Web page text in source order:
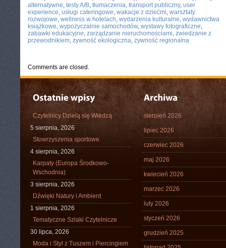
alternatywne, testy A/B, tłumaczenia, transport publiczny, user
experience, usługi cateringowe, wakacje z dziećmi, warsztaty
rozwojowe, wellness w hotelach, wydarzenia kulturalne, wydawnictwa
książkowe, wypożyczalnie samochodów, wystawy fotograficzne,
zabawki edukacyjne, zarządzanie nieruchomościami, zwiedzanie z
przewodnikiem, żywność ekologiczna, żywność regionalna
Comments are closed.
Czytelnicy Dzielą się Wiedzą
5 sierpnia, 2026
Stowrzyszenia sportowe
4 sierpnia, 2026
Karpaty (Europa Środkowo-
Wschodnia)
3 sierpnia, 2026
Dźwięki Natury i Ambient
1 sierpnia, 2026
Tematyczne Szlaki Czytelnicze
30 lipca, 2026
Moda i Styl z Tuszem i Piercingiem
sierpień 2026
lipiec 2026
czerwiec 2026
maj 2026
kwiecień 2026
marzec 2026
luty 2026
styczeń 2026
grudzień 2025